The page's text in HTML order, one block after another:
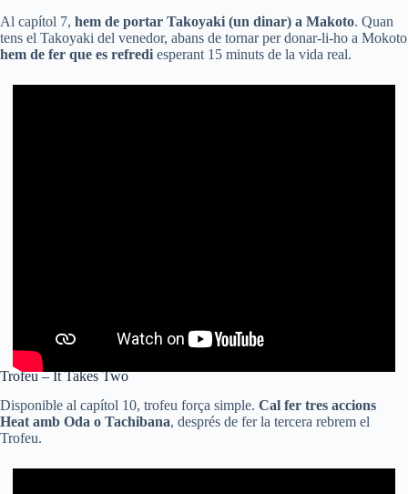
Al capítol 7, hem de portar Takoyaki (un dinar) a Makoto. Quan
tens el Takoyaki del venedor, abans de tornar per donar-li-ho a Mokoto
hem de fer que es refredi esperant 15 minuts de la vida real.
Trofeu – It Takes Two
Disponible al capítol 10, trofeu força simple. Cal fer tres accions
Heat amb Oda o Tachibana, després de fer la tercera rebrem el
Trofeu.